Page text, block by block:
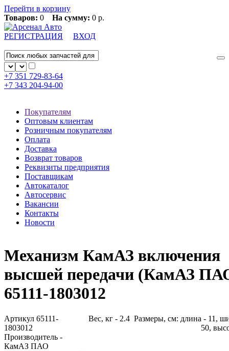
Перейти в корзину
Товаров: 0 На сумму: 0 р.
РЕГИСТРАЦИЯ ВХОД
+7 351 729-83-64
+7 343 204-94-00
Покупателям
Оптовым клиентам
Розничным покупателям
Оплата
Доставка
Возврат товаров
Реквизиты предприятия
Поставщикам
Автокаталог
Автосервис
Вакансии
Контакты
Новости
Механизм КамАЗ включения
высшей передачи (КамАЗ
65111-1803012
Артикул 65111-
1803012
Производитель -
КамАЗ ПАО
Вес, кг - 2.4 Размеры, см: длина - 11,
50,